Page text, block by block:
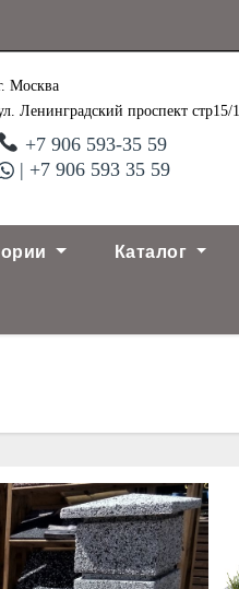
Москва
Ленинградский проспект стр15/1
+7 906 593-35 59
| +7 906 593 35 59
Каталог